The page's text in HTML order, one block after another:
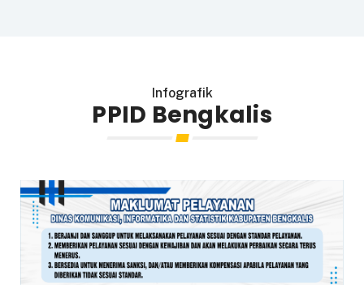
Infografik
PPID Bengkalis